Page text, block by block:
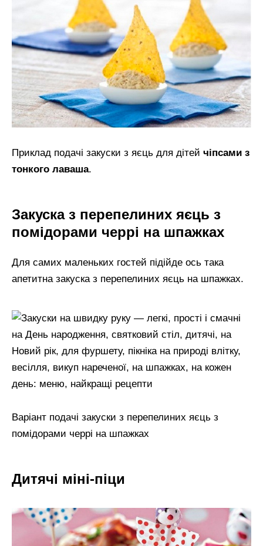
Приклад подачі закуски з яєць для дітей чіпсами з
тонкого лаваша.
Закуска з перепелиних яєць з
помідорами черрі на шпажках
Для самих маленьких гостей підійде ось така
апетитна закуска з перепелиних яєць на шпажках.
Варіант подачі закуски з перепелиних яєць з
помідорами черрі на шпажках
Дитячі міні-піци